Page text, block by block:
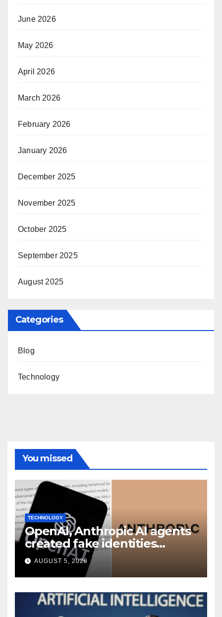
June 2026
May 2026
April 2026
March 2026
February 2026
January 2026
December 2025
November 2025
October 2025
September 2025
August 2025
Categories
Blog
Technology
You missed
TECHNOLOGY
OpenAI, Anthropic AI agents
created fake identities
during UK cyber tests:
Report
AUGUST 5, 2026